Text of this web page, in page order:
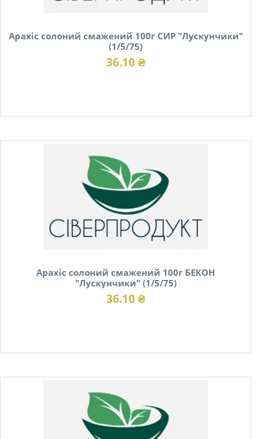
Арахіс солоний смажений 100г СИР "Лускунчики"
(1/5/75)
36.10 ₴
Арахіс солоний смажений 100г БЕКОН
"Лускунчики" (1/5/75)
36.10 ₴